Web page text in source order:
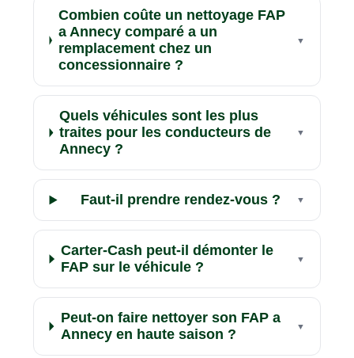
Combien coûte un nettoyage FAP
a Annecy comparé a un
remplacement chez un
concessionnaire ?
Quels véhicules sont les plus
traites pour les conducteurs de
Annecy ?
Faut-il prendre rendez-vous ?
Carter-Cash peut-il démonter le
FAP sur le véhicule ?
Peut-on faire nettoyer son FAP a
Annecy en haute saison ?